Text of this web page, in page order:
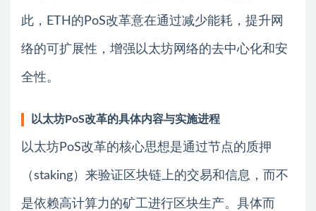
此，ETH的PoS改革意在通过减少能耗，提升网
络的可扩展性，增强以太坊网络的去中心化和安
全性。
以太坊PoS改革的具体内容与实施进程
以太坊PoS改革的核心思想是通过节点的质押
（staking）来验证区块链上的交易和信息，而不
是依赖高计算力的矿工进行区块生产。具体而